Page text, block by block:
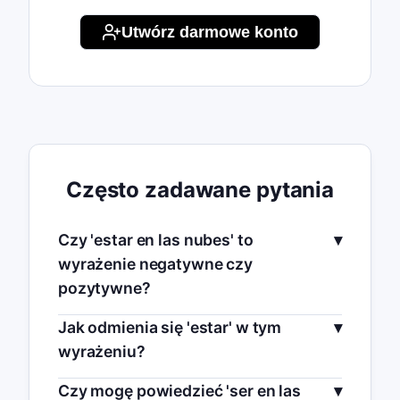
Utwórz darmowe konto
Często zadawane pytania
Czy 'estar en las nubes' to
wyrażenie negatywne czy
pozytywne?
Jak odmienia się 'estar' w tym
wyrażeniu?
Czy mogę powiedzieć 'ser en las